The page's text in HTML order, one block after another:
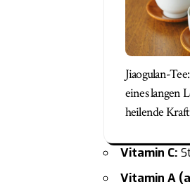
Jiaogulan-
eines langen
heilende Kraft
Vitamin C:
Vitamin A